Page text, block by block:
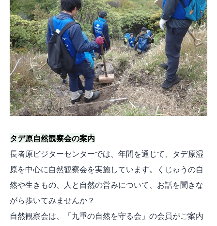
タデ原自然観察会の案内
長者原ビジターセンターでは、年間を通じて、タデ原湿
原を中心に自然観察会を実施しています。くじゅうの自
然や生きもの、人と自然の営みについて、お話を聞きな
がら歩いてみませんか？
自然観察会は、「九重の自然を守る会」の会員がご案内